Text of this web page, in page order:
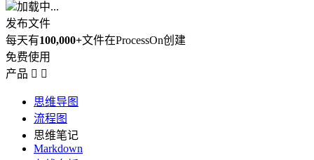
加载中...
发布文件
每天有100,000+文件在ProcessOn创建
免费使用
产品  
思维导图
流程图
思维笔记
Markdown